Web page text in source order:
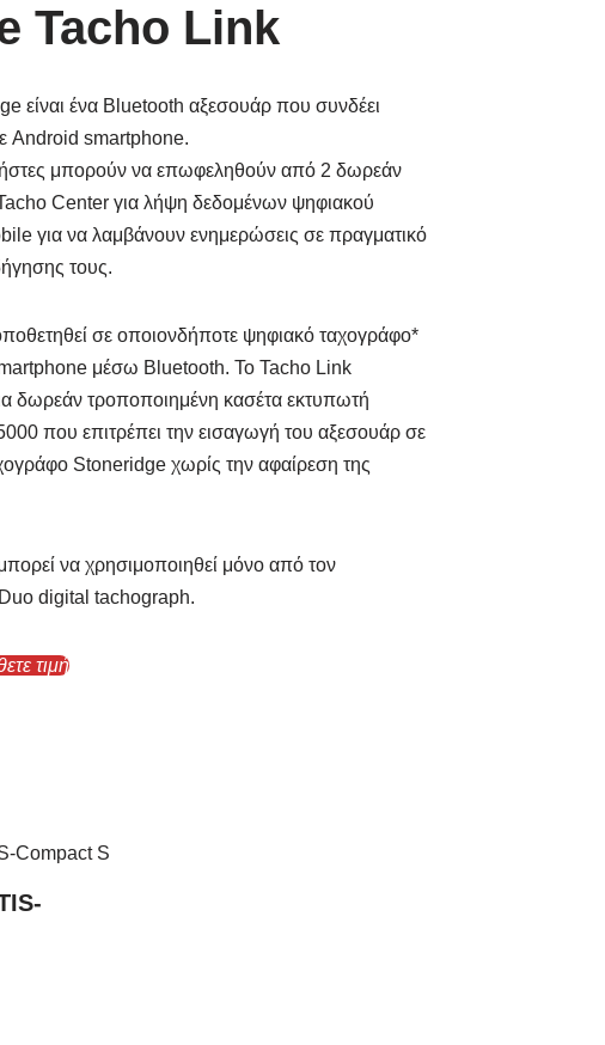
Tacho Link
είναι ένα Bluetooth αξεσουάρ που συνδέει
Android smartphone.
μπορούν να επωφεληθούν από 2 δωρεάν
Center για λήψη δεδομένων ψηφιακού
για να λαμβάνουν ενημερώσεις σε πραγματικό
τους.
σε οποιονδήποτε ψηφιακό ταχογράφο*
μέσω Bluetooth. Το Tacho Link
δωρεάν τροποποιημένη κασέτα εκτυπωτή
που επιτρέπει την εισαγωγή του αξεσουάρ σε
Stoneridge χωρίς την αφαίρεση της
να χρησιμοποιηθεί μόνο από τον
digital tachograph.
τιμή